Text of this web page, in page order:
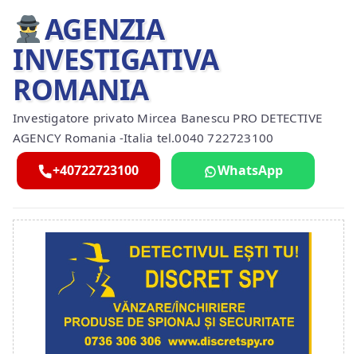
AGENZIA
INVESTIGATIVA
ROMANIA
Investigatore privato Mircea Banescu PRO DETECTIVE
AGENCY Romania -Italia tel.0040 722723100
+40722723100 WhatsApp